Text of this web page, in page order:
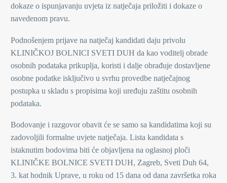
dokaze o ispunjavanju uvjeta iz natječaja priložiti i dokaze o
navedenom pravu.
Podnošenjem prijave na natječaj kandidati daju privolu
KLINIČKOJ BOLNICI SVETI DUH da kao voditelj obrade
osobnih podataka prikuplja, koristi i dalje obrađuje dostavljene
osobne podatke isključivo u svrhu provedbe natječajnog
postupka u skladu s propisima koji uređuju zaštitu osobnih
podataka.
Bodovanje i razgovor obavit će se samo sa kandidatima koji su
zadovoljili formalne uvjete natječaja. Lista kandidata s
istaknutim bodovima biti će objavljena na oglasnoj ploči
KLINIČKE BOLNICE SVETI DUH, Zagreb, Sveti Duh 64,
3. kat hodnik Uprave, u roku od 15 dana od dana završetka roka